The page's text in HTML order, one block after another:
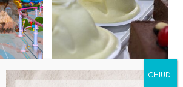
Artigiano in Fiera – 5